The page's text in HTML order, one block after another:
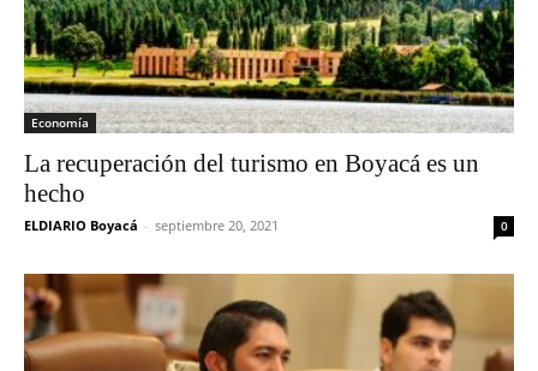
Economía
La recuperación del turismo en Boyacá es un
hecho
ELDIARIO Boyacá - septiembre 20, 2021 0